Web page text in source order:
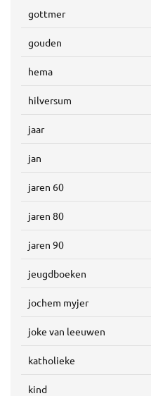
gottmer
gouden
hema
hilversum
jaar
jan
jaren 60
jaren 80
jaren 90
jeugdboeken
jochem myjer
joke van leeuwen
katholieke
kind